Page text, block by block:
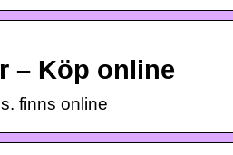
– Köp online
finns online